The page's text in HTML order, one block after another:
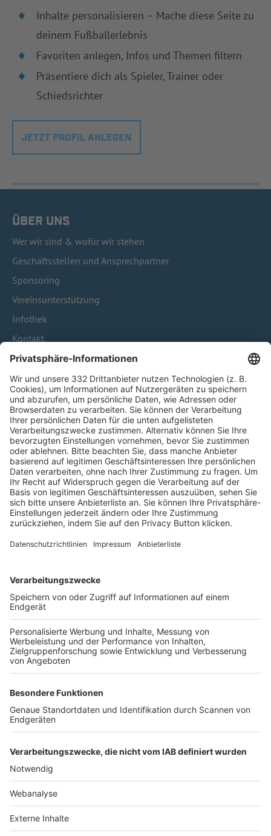
Inhalte personalisieren – Mache diese Seite zu
deinem Fußballerlebnis
Favoriten anlegen, Infos und Themen filtern
Präsentiere dich als Spieler, Trainer oder
Schiedsrichter
JETZT PROFIL ANLEGEN
ÜBER UNS
Wer wir sind & wofür wir stehen
Geschäftsstellen und Ansprechpartner
Sponsoring
Vereinsunterstützung
Infothek
Kontakt
HÄUFIG BESUCHTE SEITEN
Pässe und Vereinswechsel
Trainerausbildung
Schulungsangebot Vereinsmitarbeiter
BFV-Geschäftsstellen
Trainerbörse
Login SpielPlus
FOLGE DEM BFV
TOP-VEREINE
TOP-PARTNER
Nutzungsbedingungen Datenschutz Impressum